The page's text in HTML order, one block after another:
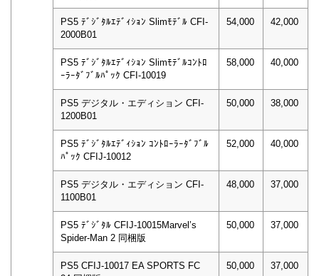
PS5 ﾃﾞｼﾞﾀﾙｴﾃﾞｨｼｮﾝ Slimﾓﾃﾞﾙ CFI-
2000B01
54,000 42,000
PS5 ﾃﾞｼﾞﾀﾙｴﾃﾞｨｼｮﾝ Slimﾓﾃﾞﾙｺﾝﾄﾛ
ｰﾗｰﾀﾞﾌﾞﾙﾊﾟｯｸ CFI-10019
58,000 40,000
PS5 デジタル・エディション CFI-
1200B01
50,000 38,000
PS5 ﾃﾞｼﾞﾀﾙｴﾃﾞｨｼｮﾝ ｺﾝﾄﾛｰﾗｰﾀﾞﾌﾞﾙ
ﾊﾟｯｸ CFIJ-10012
52,000 40,000
PS5 デジタル・エディション CFI-
1100B01
48,000 37,000
PS5 ﾃﾞｼﾞﾀﾙ CFIJ-10015Marvel’s
Spider-Man 2 同梱版
50,000 37,000
PS5 CFIJ-10017 EA SPORTS FC
50,000 37,000